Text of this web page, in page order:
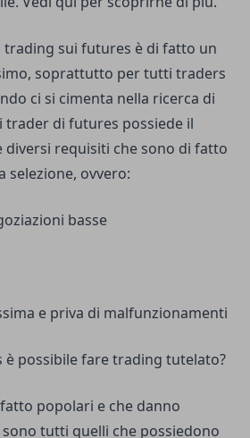
trading sui futures è di fatto un
soprattutto per tutti traders
ci si cimenta nella ricerca di
trader di futures possiede il
diversi requisiti che sono di fatto
selezione, ovvero:
basse
e priva di malfunzionamenti
è possibile fare trading tutelato?
popolari e che danno
tutti quelli che possiedono